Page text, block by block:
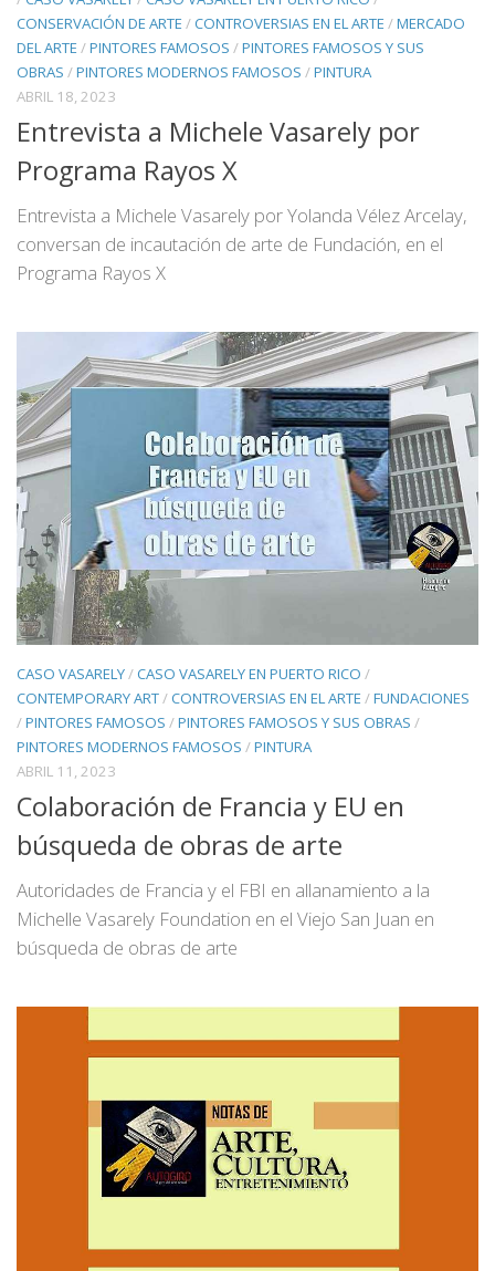
CONSERVACIÓN DE ARTE /CONTROVERSIAS EN EL ARTE /MERCADO
DEL ARTE /PINTORES FAMOSOS /PINTORES FAMOSOS Y SUS
OBRAS /PINTORES MODERNOS FAMOSOS /PINTURA
ABRIL 18, 2023
Entrevista a Michele Vasarely por
Programa Rayos X
Entrevista a Michele Vasarely por Yolanda Vélez Arcelay,
conversan de incautación de arte de Fundación, en el
Programa Rayos X
CASO VASARELY/CASO VASARELY EN PUERTO RICO /
CONTEMPORARY ART/CONTROVERSIAS EN EL ARTE /FUNDACIONES
/PINTORES FAMOSOS /PINTORES FAMOSOS Y SUS OBRAS /
PINTORES MODERNOS FAMOSOS /PINTURA
ABRIL 11, 2023
Colaboración de Francia y EU en
búsqueda de obras de arte
Autoridades de Francia y el FBI en allanamiento a la
Michelle Vasarely Foundation en el Viejo San Juan en
búsqueda de obras de arte